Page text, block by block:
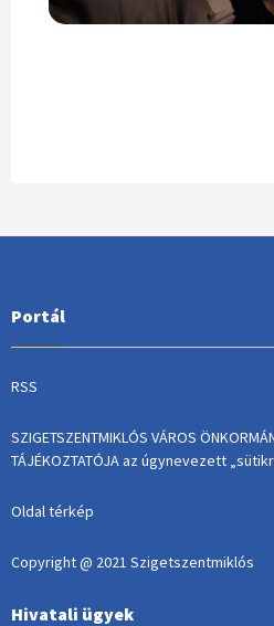
Portál
RSS
SZIGETSZENTMIKLÓS VÁROS
TÁJÉKOZTATÓJA az úgynevezett
Oldal térkép
Copyright @ 2021 Szigetszentmiklós
Hivatali ügyek